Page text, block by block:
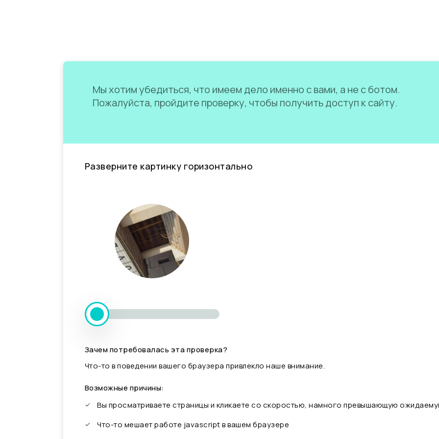
Мы хотим убедиться, что имеем дело именно с вами, а не с ботом.
Пожалуйста, пройдите проверку, чтобы получить доступ к сайту.
Разверните картинку горизонтально
Зачем потребовалась эта проверка?
Что-то в поведении вашего браузера привлекло наше внимание.
Возможные причины:
Вы просматриваете страницы и кликаете со скоростью, намного превышающую
Что-то мешает работе javascript в вашем браузере